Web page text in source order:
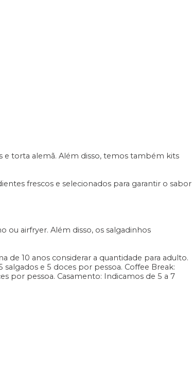
e torta alemã. Além disso, temos também kits
frescos e selecionados para garantir o sabor
ou airfryer. Além disso, os salgadinhos
de 10 anos considerar a quantidade para adulto.
salgados e 5 doces por pessoa. Coffee Break:
por pessoa. Casamento: Indicamos de 5 a 7